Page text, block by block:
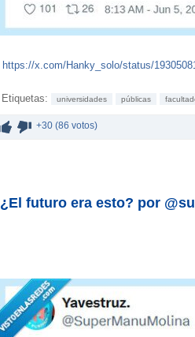
https://x.com/Hanky_solo/status/
Etiquetas: universidades públicas
+30 (86 votos)
¿El futuro era esto? por